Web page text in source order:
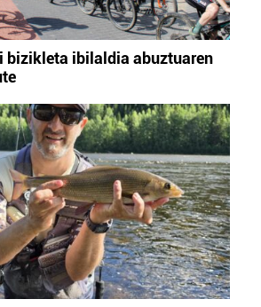
bizikleta ibilaldia abuztuaren